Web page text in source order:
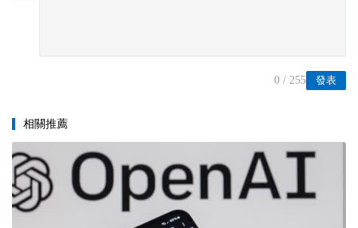
發表
0 / 255
相關推薦